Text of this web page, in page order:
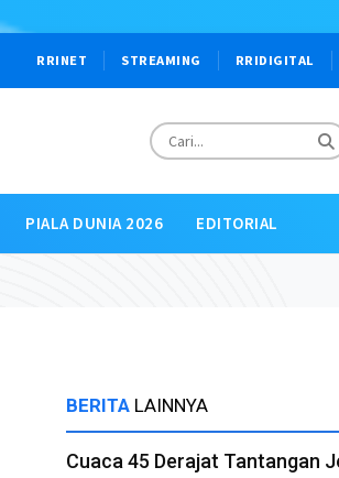
RRINET STREAMING RRIDIGITAL
PIALA DUNIA 2026 EDITORIAL
BERITA LAINNYA
Cuaca 45 Derajat Tantangan